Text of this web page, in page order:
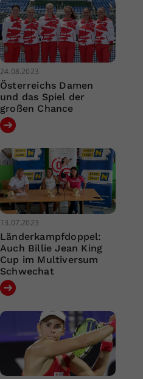
24.08.2023
Österreichs Damen
und das Spiel der
großen Chance
13.07.2023
Länderkampfdoppel:
Auch Billie Jean King
Cup im Multiversum
Schwechat